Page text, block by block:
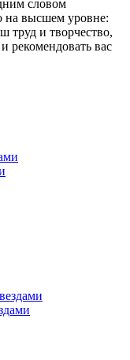
словом
на высшем уровне:
труд и творчество,
рекомендовать вас